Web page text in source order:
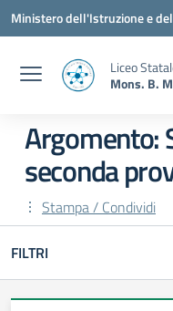
Vai ai contenuti
Vai al menu di navigazione
Vai al footer
Ministero dell'Istruzione e
Liceo
Mons. B.
Argomento:
seconda
Stampa / Condividi
FILTRI